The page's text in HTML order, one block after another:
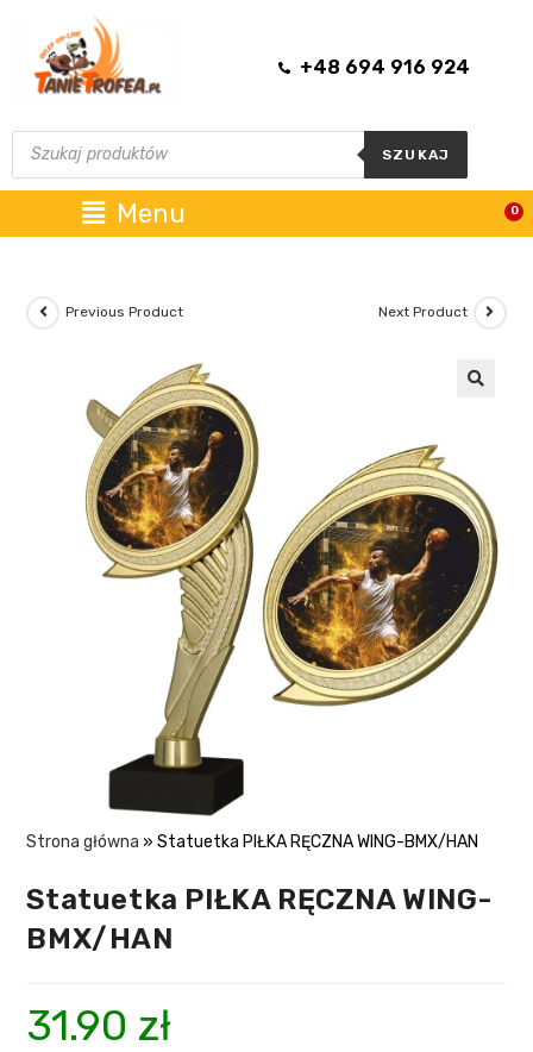
+48 694 916 924
SZUKAJ
Menu 0
Previous Product Next Product
Strona główna »Statuetka PIŁKA RĘCZNA WING-BMX/HAN
Statuetka PIŁKA RĘCZNA WING-
BMX/HAN
31.90 zł